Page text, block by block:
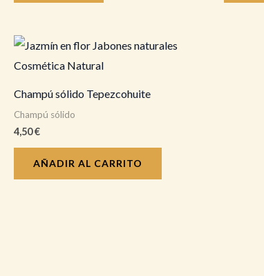
Champú sólido Tepezcohuite
Champú sólido
4,50€
AÑADIR AL CARRITO